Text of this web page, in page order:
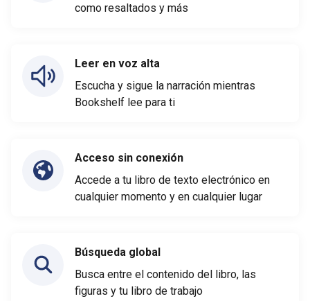
como resaltados y más
Leer en voz alta
Escucha y sigue la narración mientras
Bookshelf lee para ti
Acceso sin conexión
Accede a tu libro de texto electrónico en
cualquier momento y en cualquier lugar
Búsqueda global
Busca entre el contenido del libro, las
figuras y tu libro de trabajo